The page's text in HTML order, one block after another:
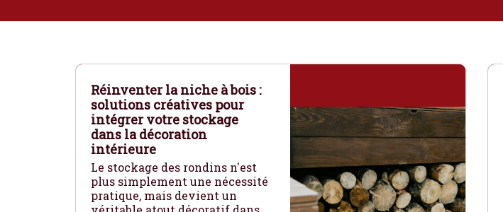
Réinventer la niche à bois :
solutions créatives pour
intégrer votre stockage
dans la décoration
intérieure
Le stockage des rondins n'est
plus simplement une nécessité
pratique, mais devient un